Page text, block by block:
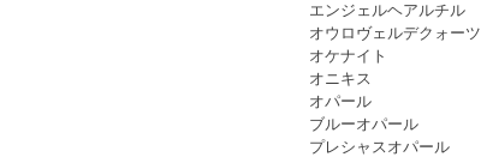
エンジェルヘアルチル
オウロヴェルデクォーツ
オケナイト
オニキス
オパール
ブルーオパール
プレシャスオパール